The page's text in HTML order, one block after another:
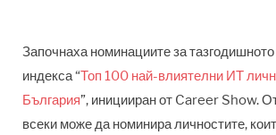
Започнаха номинациите за
индекса “Топ 100 най-влиятелни ИТ
България”, иницииран от Career Show.
всеки може да номинира личностите,